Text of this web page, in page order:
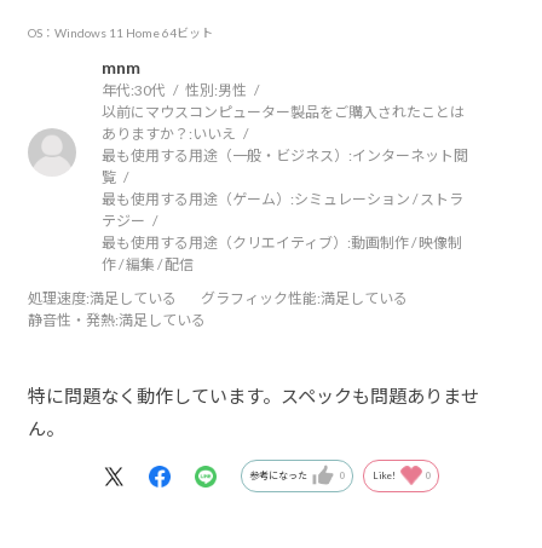
OS：Windows 11 Home 64ビット
mnm
年代:30代 性別:男性
以前にマウスコンピューター製品をご購入されたことは
ありますか？: いいえ
最も使用する用途（一般・ビジネス）:インターネット閲
覧
最も使用する用途（ゲーム）:シミュレーション / ストラ
テジー
最も使用する用途（クリエイティブ）:動画制作 / 映像制
作 / 編集 / 配信
処理速度:満足している グラフィック性能:満足している
静音性・発熱:満足している
特に問題なく動作しています。スペックも問題ありませ
ん。
参考になった 0 Like! 0